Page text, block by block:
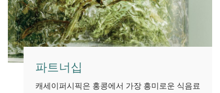
파트너십
캐세이퍼시픽은 홍콩에서 가장 흥미로운 식음료